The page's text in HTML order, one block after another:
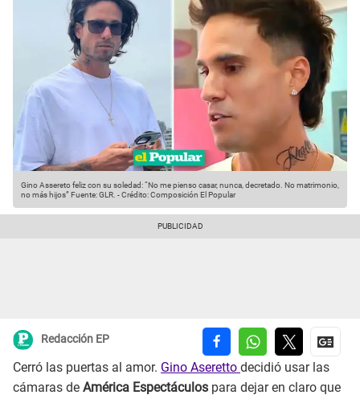
Gino Assereto feliz con su soledad: “No me pienso casar, nunca, decretado. No matrimonio,
no más hijos” Fuente: GLR. -Crédito: Composición El Popular
Redacción EP
Cerró las puertas al amor. Gino Aseretto decidió usar las
cámaras de América Espectáculos para dejar en claro que